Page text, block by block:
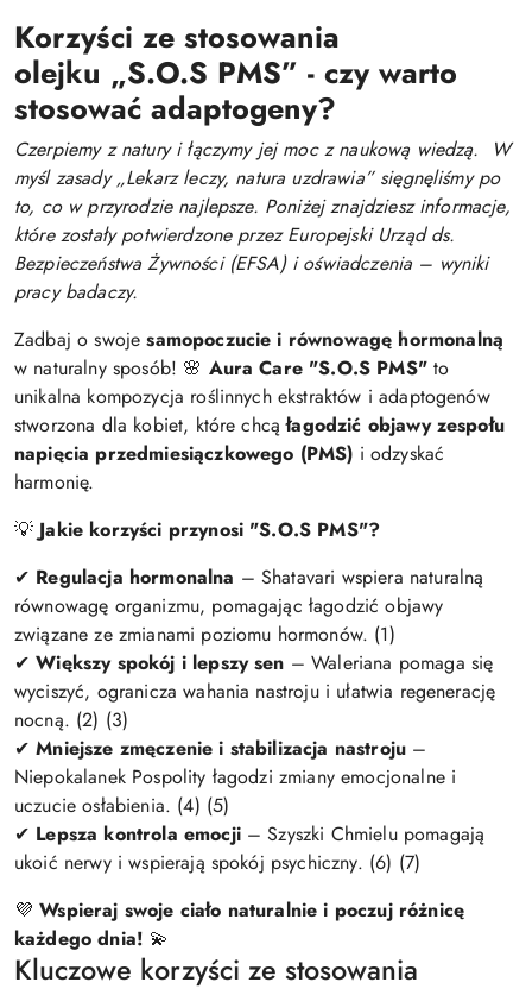
Korzyści ze stosowania
olejku „S.O.S PMS” - czy warto
stosować adaptogeny?
Czerpiemy z natury i łączymy jej moc z naukową wiedzą.
W
myśl zasady „Lekarz leczy, natura uzdrawia” sięgnęliśmy po
to, co w przyrodzie najlepsze. Poniżej znajdziesz informacje,
które zostały potwierdzone przez Europejski Urząd ds.
Bezpieczeństwa Żywności (EFSA) i oświadczenia – wyniki
pracy badaczy.
Zadbaj o swojesamopoczucie i równowagę hormonalną
w naturalny sposób! 🌸 Aura Care "S.O.S PMS"to
unikalna kompozycja roślinnych ekstraktów i adaptogenów
stworzona dla kobiet, które chcąłagodzić objawy zespołu
napięcia przedmiesiączkowego (PMS) i odzyskać
harmonię.
💡 Jakie korzyści przynosi "S.O.S PMS"?
✔ Regulacja hormonalna – Shatavari wspiera naturalną
równowagę organizmu, pomagając łagodzić objawy
związane ze zmianami poziomu hormonów. (1)
✔Większy spokój i lepszy sen – Waleriana pomaga się
wyciszyć, ogranicza wahania nastroju i ułatwia regenerację
nocną. (2) (3)
✔Mniejsze zmęczenie i stabilizacja nastroju –
Niepokalanek Pospolity łagodzi zmiany emocjonalne i
uczucie osłabienia. (4) (5)
✔ Lepsza kontrola emocji– Szyszki Chmielu pomagają
ukoić nerwy i wspierają spokój psychiczny. (6) (7)
💜Wspieraj swoje ciało naturalnie i poczuj różnicę
każdego dnia! 💫
Kluczowe korzyści ze stosowania